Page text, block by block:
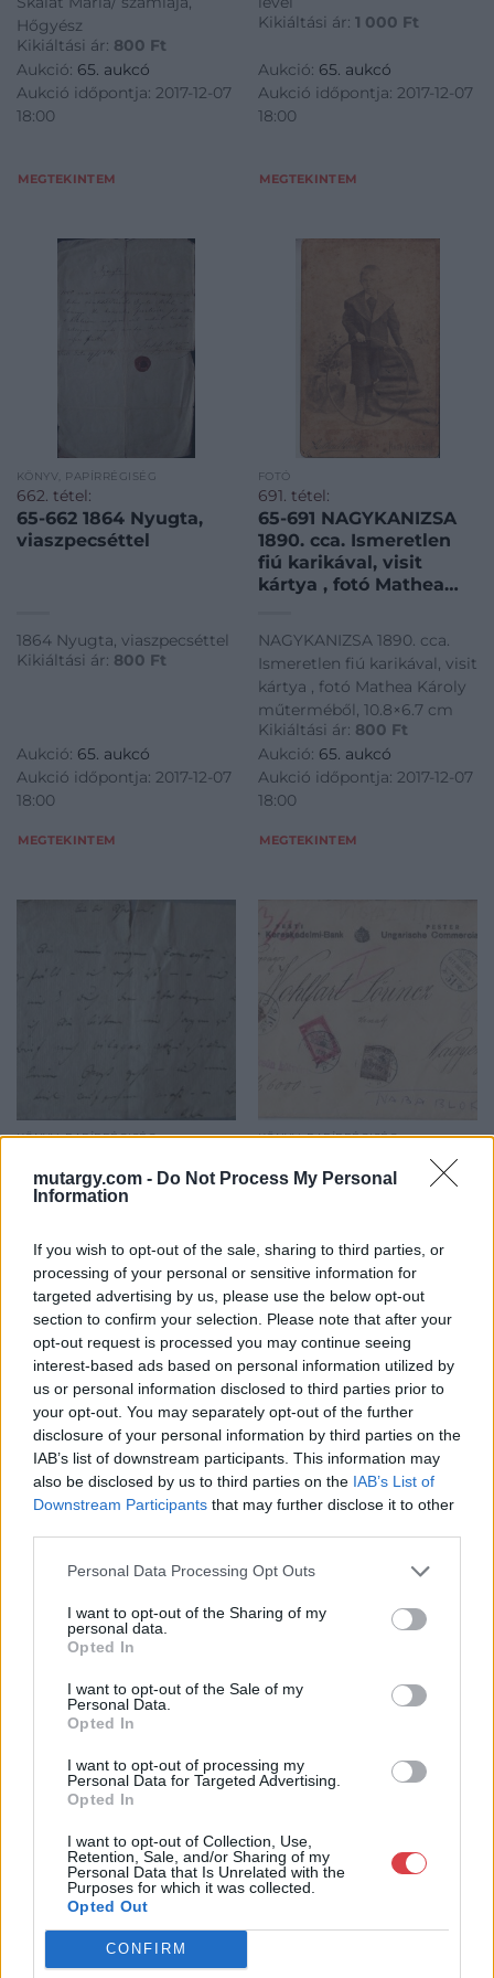
mutargy.com - Do Not Process My Personal
Information
If you wish to opt-out of the sale, sharing to third parties, or
processing of your personal or sensitive information for
targeted advertising by us, please use the below opt-out
section to confirm your selection. Please note that after your
opt-out request is processed you may continue seeing
interest-based ads based on personal information utilized by
us or personal information disclosed to third parties prior to
your opt-out. You may separately opt-out of the further
disclosure of your personal information by third parties on the
IAB’s list of downstream participants. This information may
also be disclosed by us to third parties on the IAB’s List of
Downstream Participants that may further disclose it to other
Personal Data Processing Opt Outs
I want to opt-out of the Sharing of my
personal data.
Opted In
I want to opt-out of the Sale of my
Personal Data.
Opted In
I want to opt-out of processing my
Personal Data for Targeted Advertising.
Opted In
I want to opt-out of Collection, Use,
Retention, Sale, and/or Sharing of my
Personal Data that Is Unrelated with the
Purposes for which it was collected.
Opted Out
CONFIRM
Hőgyész
Kikiáltási ár: 800 Ft
Aukció: 65. aukcó
Aukció időpontja: 2017-12-07
18:00
MEGTEKINTEM
Kikiáltási ár: 1 000 Ft
Aukció: 65. aukcó
Aukció időpontja: 2017-12-07
18:00
MEGTEKINTEM
KÖNYV, PAPÍRRÉGISÉG
662. tétel:
65-662 1864 Nyugta,
viaszpecséttel
1864 Nyugta, viaszpecséttel
Kikiáltási ár: 800 Ft
Aukció: 65. aukcó
Aukció időpontja: 2017-12-07
18:00
MEGTEKINTEM
FOTÓ
691. tétel:
65-691 NAGYKANIZSA
1890. cca. Ismeretlen
fiú karikával, visit
kártya , fotó Mathea
NAGYKANIZSA 1890. cca.
Ismeretlen fiú karikával, visit
kártya , fotó Mathea Károly
műterméből, 10.8×6.7 cm
Kikiáltási ár: 800 Ft
Aukció: 65. aukcó
Aukció időpontja: 2017-12-07
18:00
MEGTEKINTEM
KÖNYV, PAPÍRRÉGISÉG
65-692 cca 1790 Nyugta
/Világos
cca 1790 Nyugta /Világos
Kikiáltási ár:1 100Ft
Aukció:65. aukcó
Aukció időpontja: 2017-12-07
18:00
MEGTEKINTEM
KÖNYV, PAPÍRRÉGISÉG
65-694 1917 Pesti
portósan feladva
1917 Pesti Magyar
Kereskedelmi Bank
levélborítékja portósan
feladva
Kikiáltási ár:800 Ft
Aukció:65. aukcó
Aukció időpontja: 2017-12-07
18:00
MEGTEKINTEM
KÖNYV, PAPÍRRÉGISÉG
65-704 1895 Díszes
fejléces számla. 5kr
okmánybélyeggel
"Joseeph Kranner &
Shöne Wien"
1895 Díszes fejléces számla.
65-784 1909
Jegyzőkönyv a Bajai
városi közgyülésről a
templom